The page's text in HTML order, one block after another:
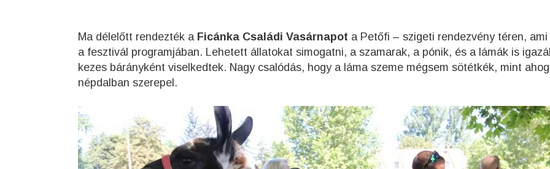
Ma délelőtt rendezték a Ficánka Családi Vasárnapot a Petőfi – szigeti rendezvény téren,
a fesztivál programjában. Lehetett állatokat simogatni, a szamarak, a pónik, és a lámák is
kezes bárányként viselkedtek. Nagy csalódás, hogy a láma szeme mégsem sötétkék, mint
népdalban szerepel.